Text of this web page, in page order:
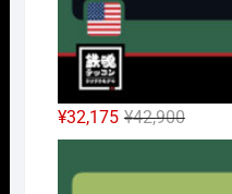
¥42,900元
の
価
¥32,175
現
在
の